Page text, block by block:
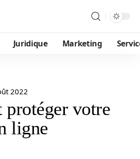
Juridique Marketing
2022
protéger votre
ligne